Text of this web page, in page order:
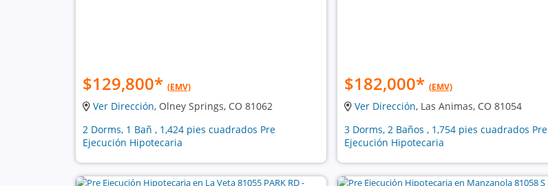
$129,800* (EMV)
Ver Dirección, Olney Springs, CO 81062
2 Dorms, 1 Bañ , 1,424 pies cuadrados Pre
Ejecución Hipotecaria
$182,000* (EMV)
Ver Dirección, Las Animas, CO 81054
3 Dorms, 2 Baños , 1,754 pies cuadrados Pre
Ejecución Hipotecaria